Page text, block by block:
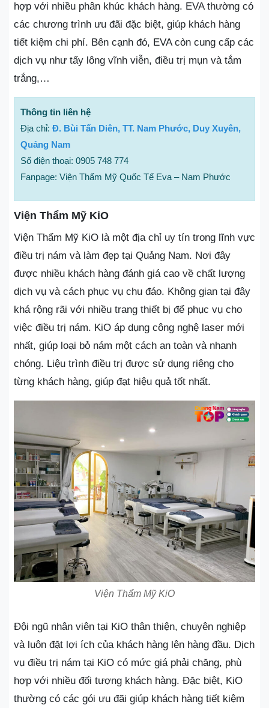
hợp với nhiều phân khúc khách hàng. EVA thường có
các chương trình ưu đãi đặc biệt, giúp khách hàng
tiết kiệm chi phí. Bên cạnh đó, EVA còn cung cấp các
dịch vụ như tẩy lông vĩnh viễn, điều trị mụn và tắm
trắng,…
Thông tin liên hệ
Địa chỉ: Đ. Bùi Tấn Diên, TT. Nam Phước, Duy Xuyên,
Quảng Nam
Số điện thoại: 0905 748 774
Fanpage: Viện Thẩm Mỹ Quốc Tế Eva – Nam Phước
Viện Thẩm Mỹ KiO
Viện Thẩm Mỹ KiO là một địa chỉ uy tín trong lĩnh vực
điều trị nám và làm đẹp tại Quảng Nam. Nơi đây
được nhiều khách hàng đánh giá cao về chất lượng
dịch vụ và cách phục vụ chu đáo. Không gian tại đây
khá rộng rãi với nhiều trang thiết bị để phục vụ cho
việc điều trị nám. KiO áp dụng công nghệ laser mới
nhất, giúp loại bỏ nám một cách an toàn và nhanh
chóng. Liệu trình điều trị được sử dụng riêng cho
từng khách hàng, giúp đạt hiệu quả tốt nhất.
Viện Thẩm Mỹ KiO
Đội ngũ nhân viên tại KiO thân thiện, chuyên nghiệp
và luôn đặt lợi ích của khách hàng lên hàng đầu. Dịch
vụ điều trị nám tại KiO có mức giá phải chăng, phù
hợp với nhiều đối tượng khách hàng. Đặc biệt, KiO
thường có các gói ưu đãi giúp khách hàng tiết kiệm